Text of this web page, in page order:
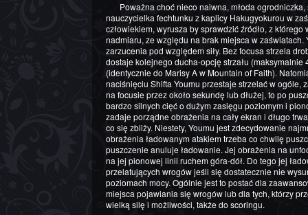
Poważna choć nieco naiwna, młoda ogrodniczka, służąca niejakiej Yuyuko Saigyouji i
nauczycielka fechtunku z kaplicy Hakugyokurou w
człowiekiem, wyrusza by sprawdzić źródło, z
nadmiaru, ze względu na brak miejsca w
zarzucenia pod względem siły. Bez focusa strzela
dostaje kolejnego ducha-opcję strzału
(identycznie do Marisy A w Mountain of Faith).
naciśnięciu Shifta Youmu przestaje strzelać w ogóle,
na focusie przez około sekundę lub dłużej, to po
bardzo silnych cięć o dużym zasięgu poziomym i
zadaje porządne obrażenia na cały ekran i długo
co się zbliży. Niestety, Youmu jest zdecydowanie
obrażenia ładowanym atakiem trzeba co chwilę
puszczenie anuluje ładowanie. Jej obrażenia na
na jej pionowej linii ruchem góra-dół. Do tego jej
przelatujących wrogów jeśli się dostatecznie nie
poziomach mocy. Ogólnie jest to postać dla
miejsca pojawiania się wrogów lub dla tych, którzy
wielką silę i możliwości, także do scoringu.